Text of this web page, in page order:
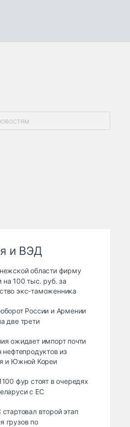
и ВЭД
области фирму
на 100 тыс. руб. за
экс-таможенника
России и Армении
две трети
ожидает импорт почти
нефтепродуктов из
и Южной Кореи
фур стоят в очередях
с ЕС
второй этап
грузов по